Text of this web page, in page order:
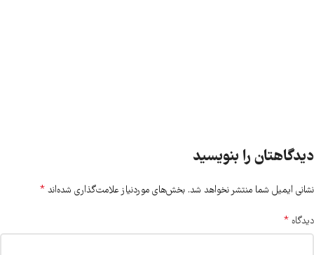
دیدگاهتان را بنویسید
نشانی ایمیل شما منتشر نخواهد شد. بخش‌های موردنیاز علامت‌گذاری شده‌اند *
دیدگاه *